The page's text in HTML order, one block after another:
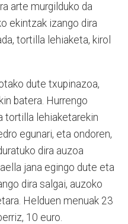
arte murgilduko da
ekintzak izango dira
tortilla lehiaketa, kirol
dute txupinazoa,
batera. Hurrengo
tortilla lehiaketarekin
egunari, eta ondoren,
dira auzoa
jana egingo dute eta
dira salgai, auzoko
Helduen menuak 23
10 euro.